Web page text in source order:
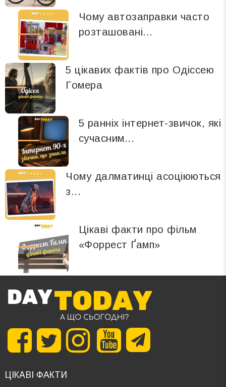
Чому автозаправки часто
розташовані...
5 цікавих фактів про Одіссею
Гомера
5 ранніх інтернет-звичок, які
сучасним...
Чому далматинці асоціюються
з...
Цікаві факти про фільм
«Форрест Ґамп»
ЦІКАВІ ФАКТИ